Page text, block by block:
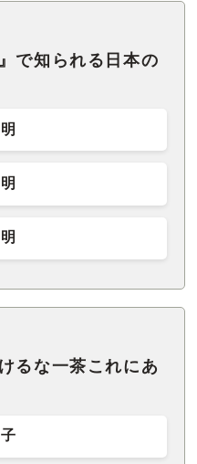
で知られる日本の
るな一茶これにあ